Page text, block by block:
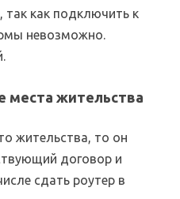
как подключить к
невозможно.
места жительства
жительства, то он
договор и
сдать роутер в